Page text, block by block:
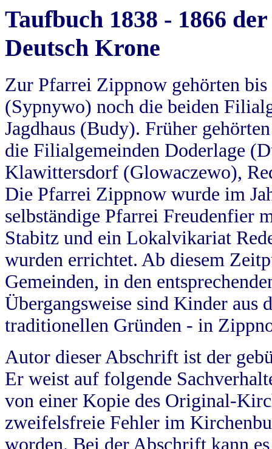
Taufbuch 1838 - 1866
Deutsch Krone
Zur Pfarrei Zippnow gehörten
(Sypnywo) noch die beiden
Jagdhaus (Budy). Früher
die Filialgemeinden Doderlage
Klawittersdorf (Glowaczewo),
Die Pfarrei Zippnow wurde im
selbständige Pfarrei Freudenfier
Stabitz und ein Lokalvikariat
wurden errichtet. Ab diesem
Gemeinden, in den
Übergangsweise sind Kinder aus
traditionellen Gründen - in
Autor dieser Abschrift ist der
Er weist auf folgende
von einer Kopie des Original-
zweifelsfreie Fehler im
worden. Bei der Abschrift kann